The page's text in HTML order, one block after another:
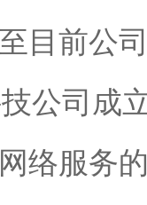
目前公
司成立
络服务